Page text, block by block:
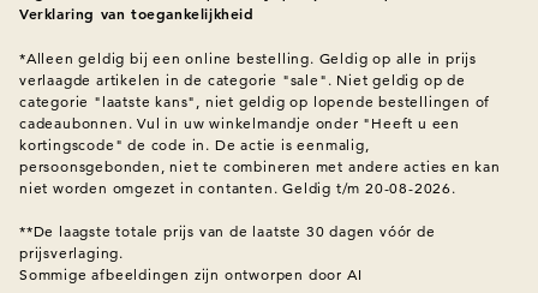
Verklaring van toegankelijkheid
*Alleen geldig bij een online bestelling. Geldig op alle in prijs
verlaagde artikelen in de categorie "sale". Niet geldig op de
categorie "laatste kans", niet geldig op lopende bestellingen of
cadeaubonnen. Vul in uw winkelmandje onder "Heeft u een
kortingscode" de code in. De actie is eenmalig,
persoonsgebonden, niet te combineren met andere acties en kan
niet worden omgezet in contanten. Geldig t/m 20-08-2026.
**De laagste totale prijs van de laatste 30 dagen vóór de
Sommige afbeeldingen zijn ontworpen door AI